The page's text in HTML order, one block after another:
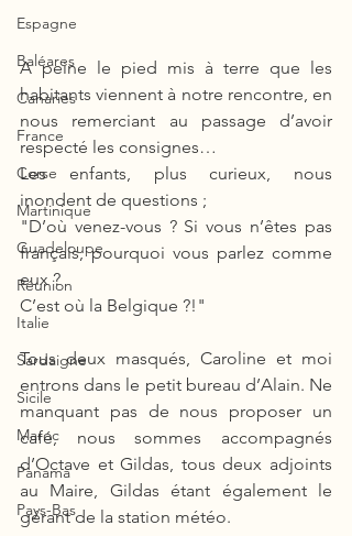
Espagne
Baléares
Canaries
France
Corse
Martinique
Guadeloupe
Réunion
Italie
Sardaigne
Sicile
Maroc
Panama
Pays-Bas
A peine le pied mis à terre que les
habitants viennent à notre rencontre, en
nous remerciant au passage d’avoir
respecté les consignes…
Les enfants, plus curieux, nous
inondent de questions ;
"D’où venez-vous ? Si vous n’êtes pas
français, pourquoi vous parlez comme
eux ?
C’est où la Belgique ?!"
Tous deux masqués, Caroline et moi
entrons dans le petit bureau d’Alain. Ne
manquant pas de nous proposer un
café, nous sommes accompagnés
d’Octave et Gildas, tous deux adjoints
au Maire, Gildas étant également le
gérant de la station météo.